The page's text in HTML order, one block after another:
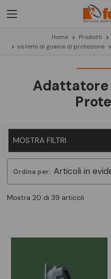
Home Prodotti
sistemi di guaina di protezione
Adattatore
MOSTRA FILTRI
Mostra 20 di 39 articoli
Ordina per: